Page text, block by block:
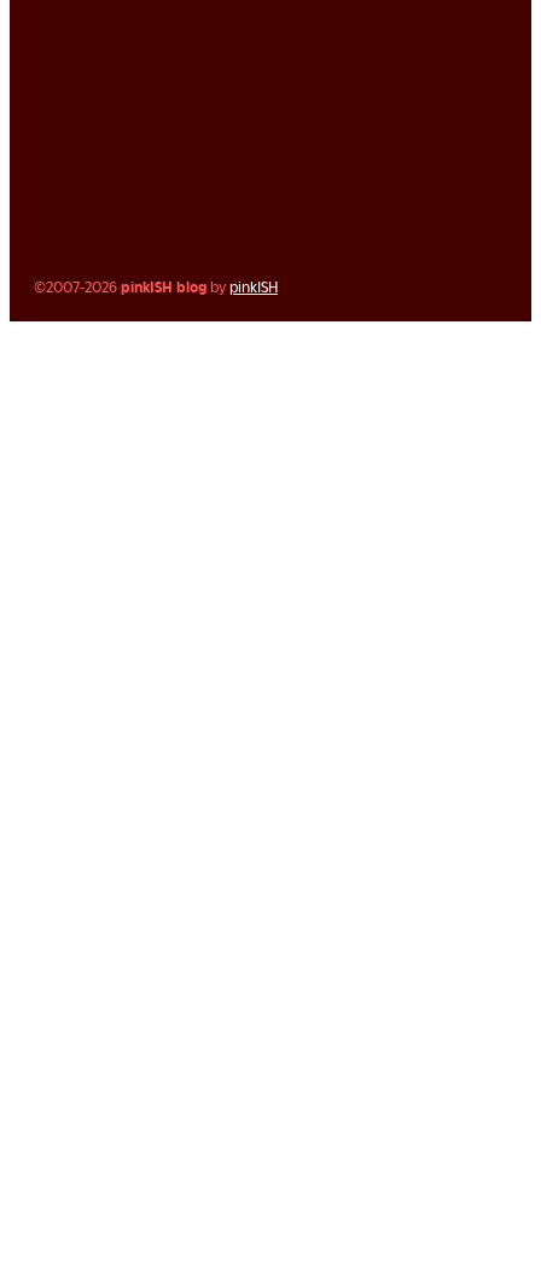
©2007-2026pinkISH blog bypinkISH